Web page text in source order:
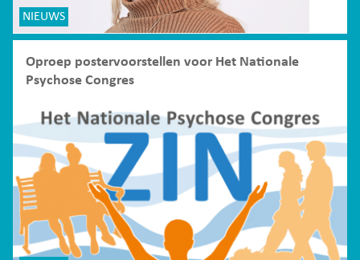
NIEUWS
Oproep postervoorstellen voor Het Nationale
Psychose Congres